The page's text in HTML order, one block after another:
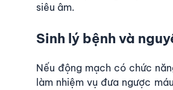
siêu âm.
Sinh lý bệnh và
Nếu động mạch có chức
làm nhiệm vụ đưa ngược